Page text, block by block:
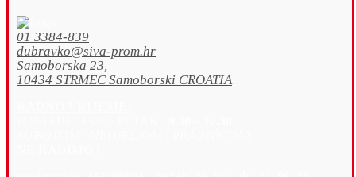
01 3384-839
dubravko@siva-prom.hr
Samoborska 23,
10434 STRMEC Samoborski CROATIA